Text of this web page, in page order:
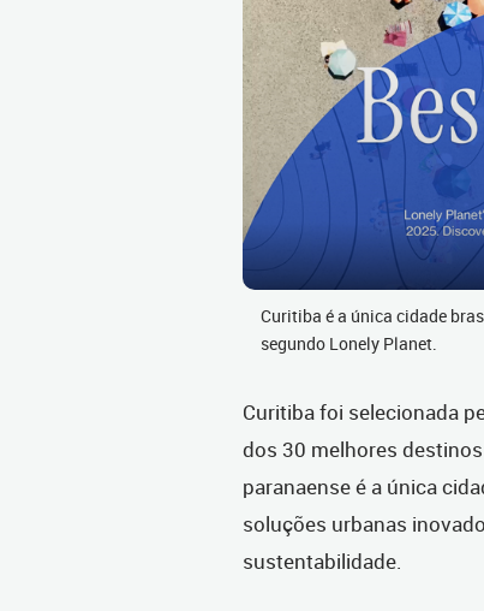
Curitiba é a única cidade
segundo Lonely Planet.
Curitiba foi selecionada
dos 30 melhores
paranaense é a única
soluções urbanas
sustentabilidade.